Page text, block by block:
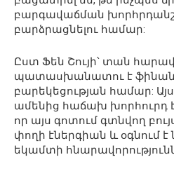
բարգավաճման
բարձրացնելու համար:
Ըստ Ֆեն Շույի՝ տան
պատասխանատու է
բարեկեցության համար:
ամենից հաճախ խորհուրդ
որ այս գոտում գտնվող
փողի էներգիան և օգնում է
եկամտի